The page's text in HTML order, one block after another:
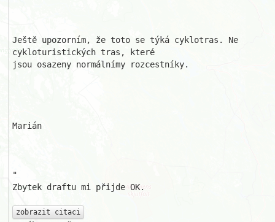
Ještě upozorním, že toto se týká cyklotras. Ne
cykloturistických tras, které
jsou osazeny normálnímy rozcestníky.
Marián
"
Zbytek draftu mi přijde OK.
zobrazit citaci